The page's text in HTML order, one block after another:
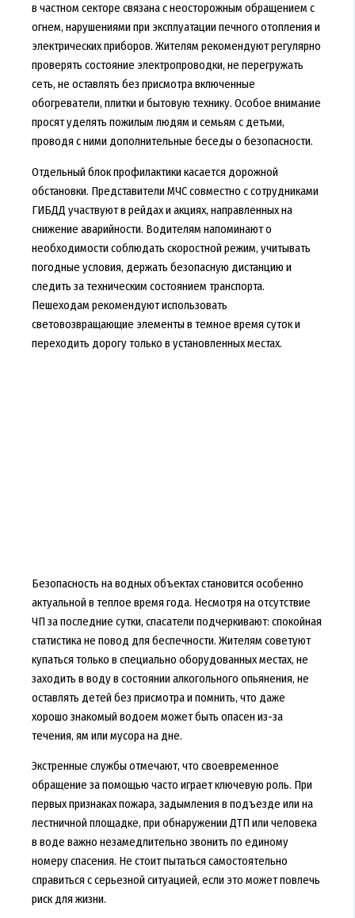
в частном секторе связана с неосторожным обращением с
огнем, нарушениями при эксплуатации печного отопления и
электрических приборов. Жителям рекомендуют регулярно
проверять состояние электропроводки, не перегружать
сеть, не оставлять без присмотра включенные
обогреватели, плитки и бытовую технику. Особое внимание
просят уделять пожилым людям и семьям с детьми,
проводя с ними дополнительные беседы о безопасности.
Отдельный блок профилактики касается дорожной
обстановки. Представители МЧС совместно с сотрудниками
ГИБДД участвуют в рейдах и акциях, направленных на
снижение аварийности. Водителям напоминают о
необходимости соблюдать скоростной режим, учитывать
погодные условия, держать безопасную дистанцию и
следить за техническим состоянием транспорта.
Пешеходам рекомендуют использовать
световозвращающие элементы в темное время суток и
переходить дорогу только в установленных местах.
Безопасность на водных объектах становится особенно
актуальной в теплое время года. Несмотря на отсутствие
ЧП за последние сутки, спасатели подчеркивают: спокойная
статистика не повод для беспечности. Жителям советуют
купаться только в специально оборудованных местах, не
заходить в воду в состоянии алкогольного опьянения, не
оставлять детей без присмотра и помнить, что даже
хорошо знакомый водоем может быть опасен из-за
течения, ям или мусора на дне.
Экстренные службы отмечают, что своевременное
обращение за помощью часто играет ключевую роль. При
первых признаках пожара, задымления в подъезде или на
лестничной площадке, при обнаружении ДТП или человека
в воде важно незамедлительно звонить по единому
номеру спасения. Не стоит пытаться самостоятельно
справиться с серьезной ситуацией, если это может повлечь
риск для жизни.